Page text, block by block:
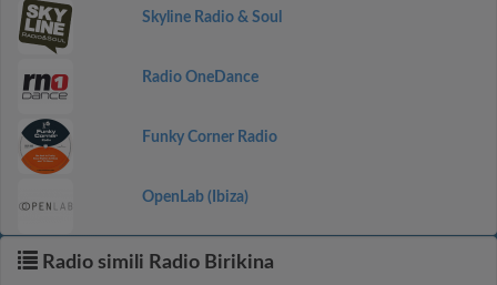
Skyline Radio & Soul
Radio OneDance
Funky Corner Radio
OpenLab (Ibiza)
Radio simili Radio Birikina